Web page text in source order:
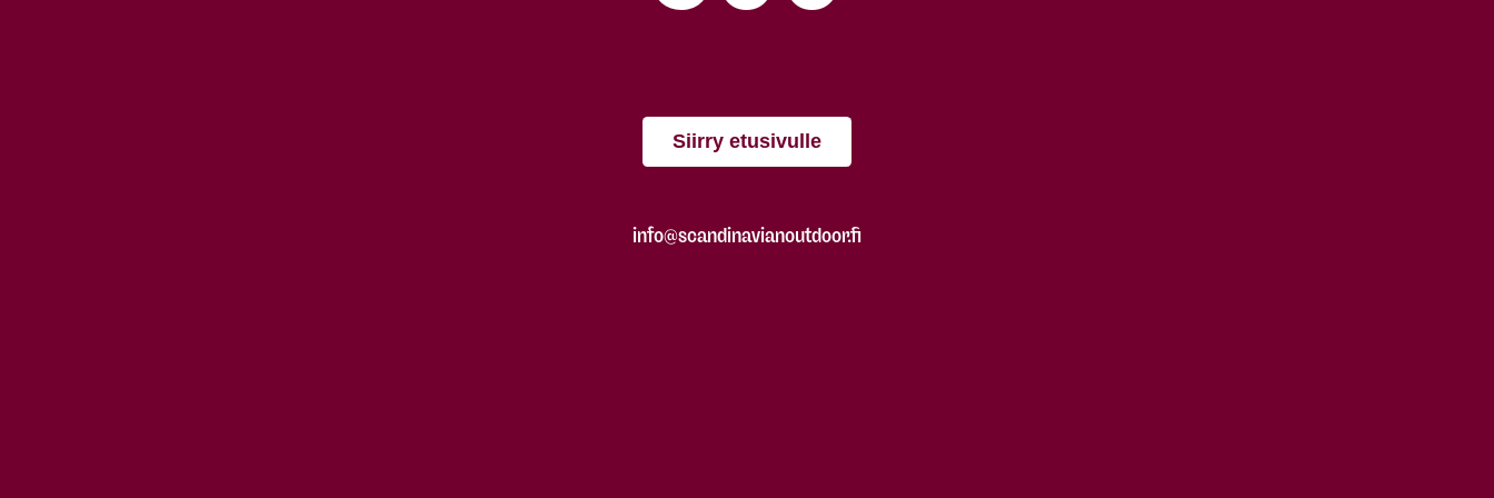
Siirry etusivulle
info@scandinavianoutdoor.fi